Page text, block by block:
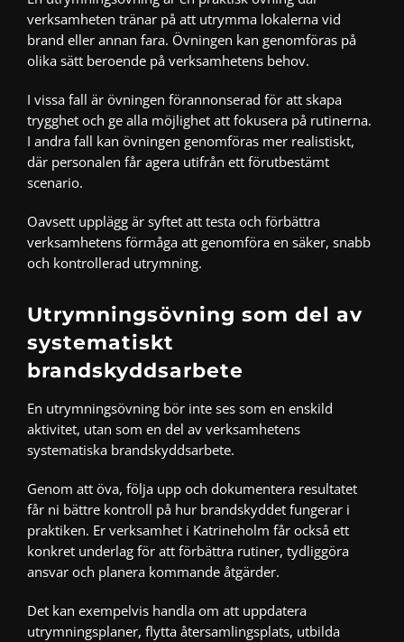
verksamheten tränar på att utrymma lokalerna vid
brand eller annan fara. Övningen kan genomföras på
olika sätt beroende på verksamhetens behov.
I vissa fall är övningen förannonserad för att skapa
trygghet och ge alla möjlighet att fokusera på rutinerna.
I andra fall kan övningen genomföras mer realistiskt,
där personalen får agera utifrån ett förutbestämt
scenario.
Oavsett upplägg är syftet att testa och förbättra
verksamhetens förmåga att genomföra en säker, snabb
och kontrollerad utrymning.
Utrymningsövning som del av
systematiskt
brandskyddsarbete
En utrymningsövning bör inte ses som en enskild
aktivitet, utan som en del av verksamhetens
systematiska brandskyddsarbete.
Genom att öva, följa upp och dokumentera resultatet
får ni bättre kontroll på hur brandskyddet fungerar i
praktiken. Er verksamhet i Katrineholm får också ett
konkret underlag för att förbättra rutiner, tydliggöra
ansvar och planera kommande åtgärder.
Det kan exempelvis handla om att uppdatera
utrymningsplaner, flytta återsamlingsplats, utbilda